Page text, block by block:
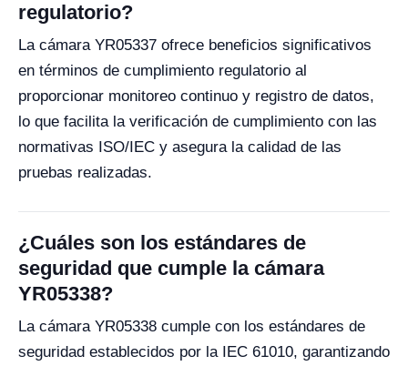
regulatorio?
La cámara YR05337 ofrece beneficios significativos
en términos de cumplimiento regulatorio al
proporcionar monitoreo continuo y registro de datos,
lo que facilita la verificación de cumplimiento con las
normativas ISO/IEC y asegura la calidad de las
pruebas realizadas.
¿Cuáles son los estándares de
seguridad que cumple la cámara
YR05338?
La cámara YR05338 cumple con los estándares de
seguridad establecidos por la IEC 61010, garantizando